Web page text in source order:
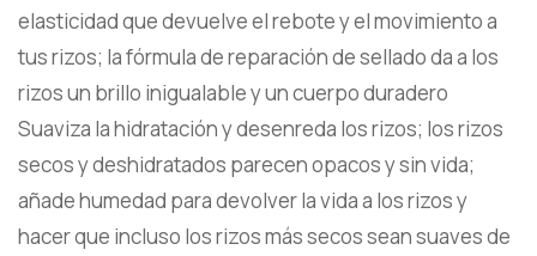
elasticidad que devuelve el rebote y el movimiento a
tus rizos; la fórmula de reparación de sellado da a los
rizos un brillo inigualable y un cuerpo duradero
Suaviza la hidratación y desenreda los rizos; los rizos
secos y deshidratados parecen opacos y sin vida;
añade humedad para devolver la vida a los rizos y
hacer que incluso los rizos más secos sean suaves de